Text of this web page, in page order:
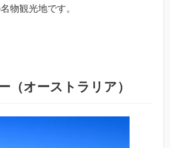
物観光地です。
（オーストラリア）